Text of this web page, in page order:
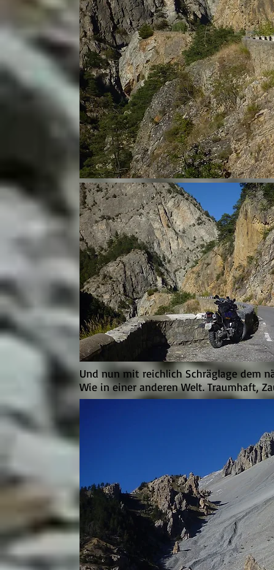
Und nun mit reichlich Schräglage dem
Wie in einer anderen Welt. Traumhaft,